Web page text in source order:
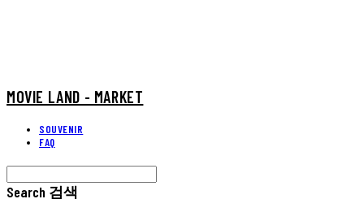
MOVIE LAND - MARKET
SOUVENIR
FAQ
Search 검색